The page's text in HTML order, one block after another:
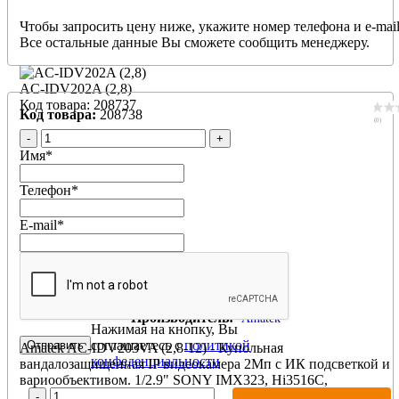
Чтобы запросить цену ниже, укажите номер телефона и e-
Все остальные данные Вы сможете сообщить менеджеру.
AC-IDV202A (2,8)
Код товара: 208737
- +
Имя*
Телефон*
E-mail*
Нажимая на кнопку, Вы
соглашаетесь сполитикой
конфеденциальности
Код товара: 208738 (0)
AC-IDV203VA (2,8-12)
Производитель: Amatek
Amatek AC-IDV203VA (2,8-12) - Купольная
вандалозащищенная IP видеокамера 2Мп с ИК подсветкой и
вариообъективом. 1/2.9" SONY IMX323, Hi3516C,
MJPEG/H.264, 1920×1080@25fps. Объектив 3MP 2,8-12 мм.